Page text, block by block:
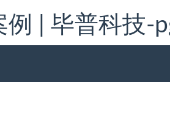
| 毕普科技-